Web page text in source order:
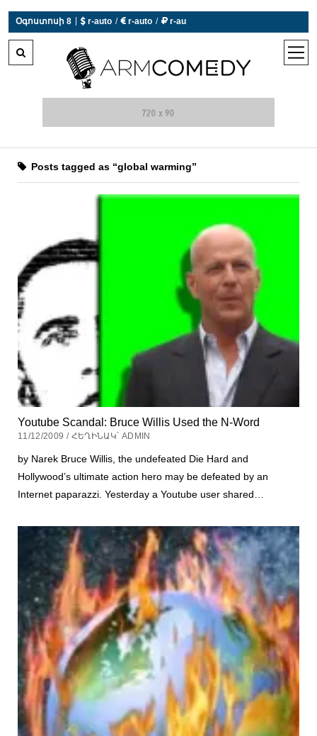
Օգոստոսի 8  r-auto /  r-auto /  r-au
open
Posts tagged as “global warming”
Youtube Scandal: Bruce Willis Used the N-Word
11/12/2009 / ՀԵՂԻՆԱԿ՝ ADMIN
by Narek Bruce Willis, the undefeated Die Hard and
Hollywood’s ultimate action hero may be defeated by an
Internet paparazzi. Yesterday a Youtube user shared…